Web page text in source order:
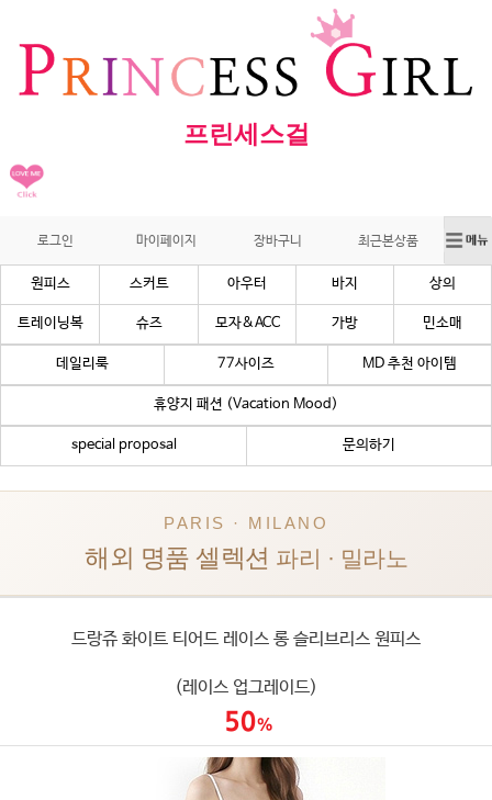
프린세스걸
로그인 마이페이지 장바구니 최근본상품
원피스 스커트 아우터 바지 상의
트레이닝복 슈즈 모자&ACC 가방 민소매
데일리룩 77사이즈 MD 추천 아이템
휴양지 패션 (Vacation Mood)
special proposal 문의하기
PARIS · MILANO
해외 명품 셀렉션 파리 · 밀라노
드랑쥬 화이트 티어드 레이스 롱 슬리브리스 원피스
(레이스 업그레이드)